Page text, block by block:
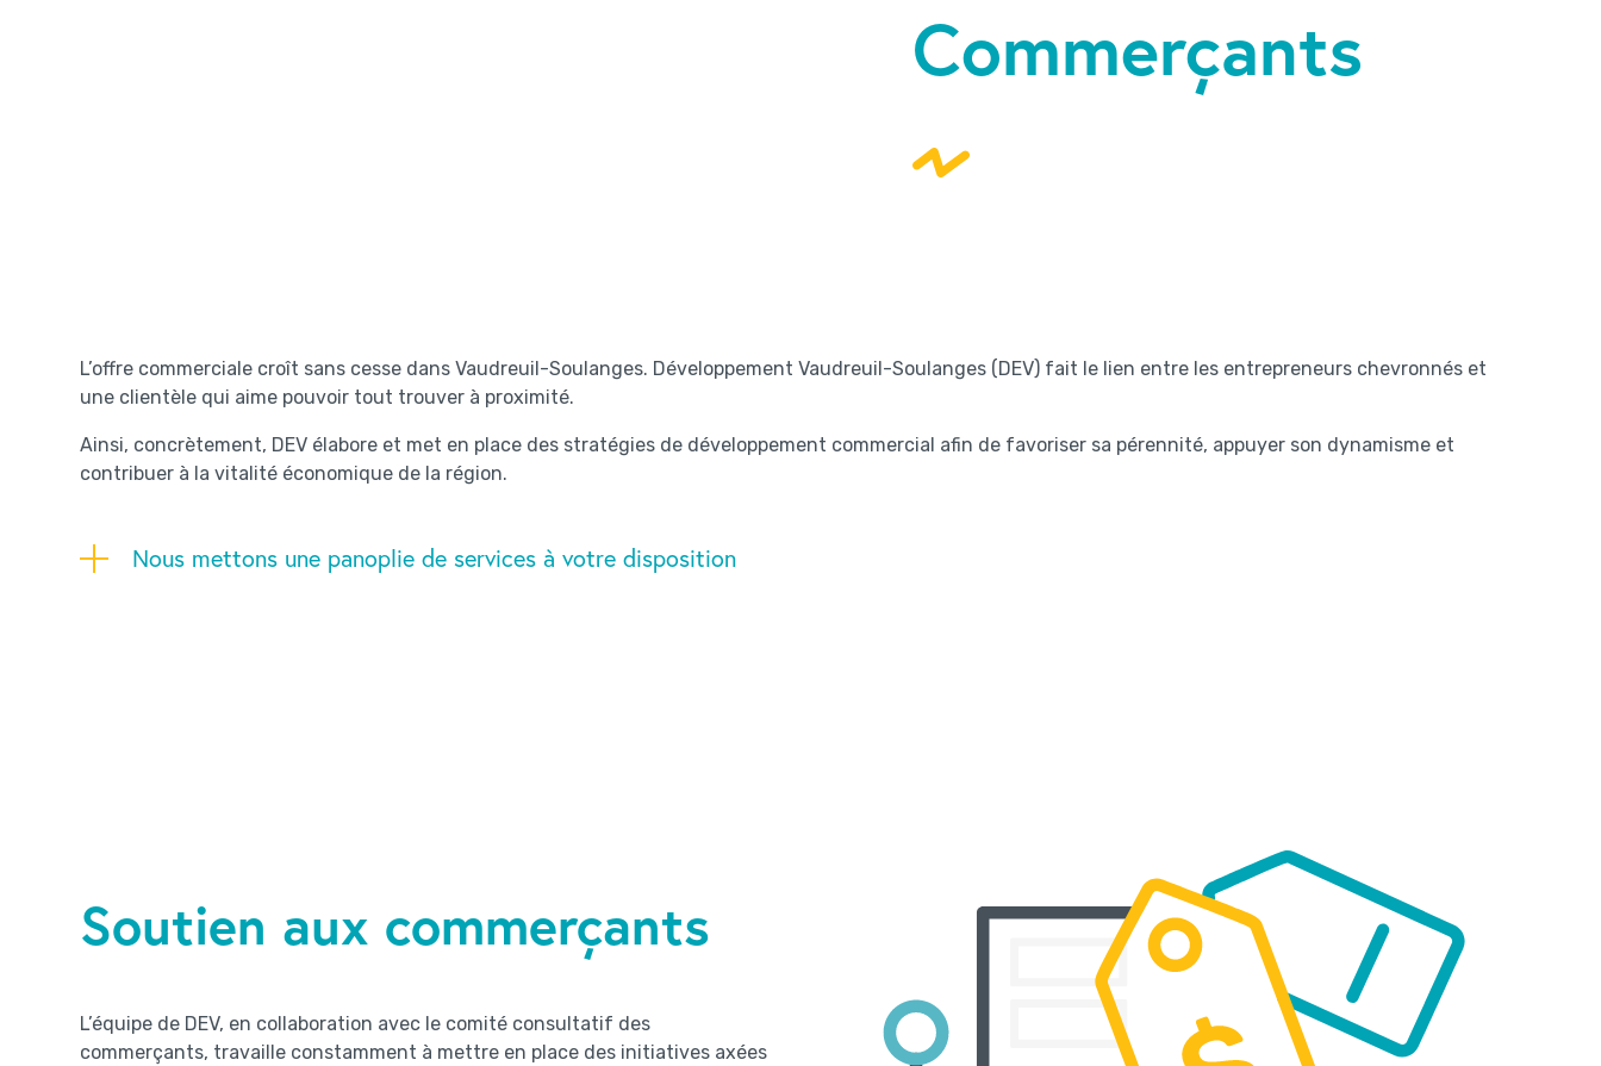
Commerçants
L’offre commerciale croît sans cesse dans Vaudreuil-Soulanges. Développement Vaudreuil-Soulanges (DEV) fait le lien entre les entrepreneurs chevronnés et
une clientèle qui aime pouvoir tout trouver à proximité.
Ainsi, concrètement, DEV élabore et met en place des stratégies de développement commercial afin de favoriser sa pérennité, appuyer son dynamisme et
contribuer à la vitalité économique de la région.
Nous mettons une panoplie de services à votre disposition
Soutien aux commerçants
L’équipe de DEV, en collaboration avec le comité consultatif des
commerçants, travaille constamment à mettre en place des initiatives axées